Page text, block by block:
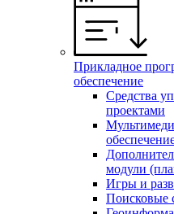
Прикладное
обеспечение
Средства
проектами
модули
Игры и
Поисковые